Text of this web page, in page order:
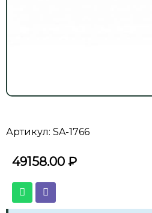
Артикул: SA-1766
49158.00 ₽